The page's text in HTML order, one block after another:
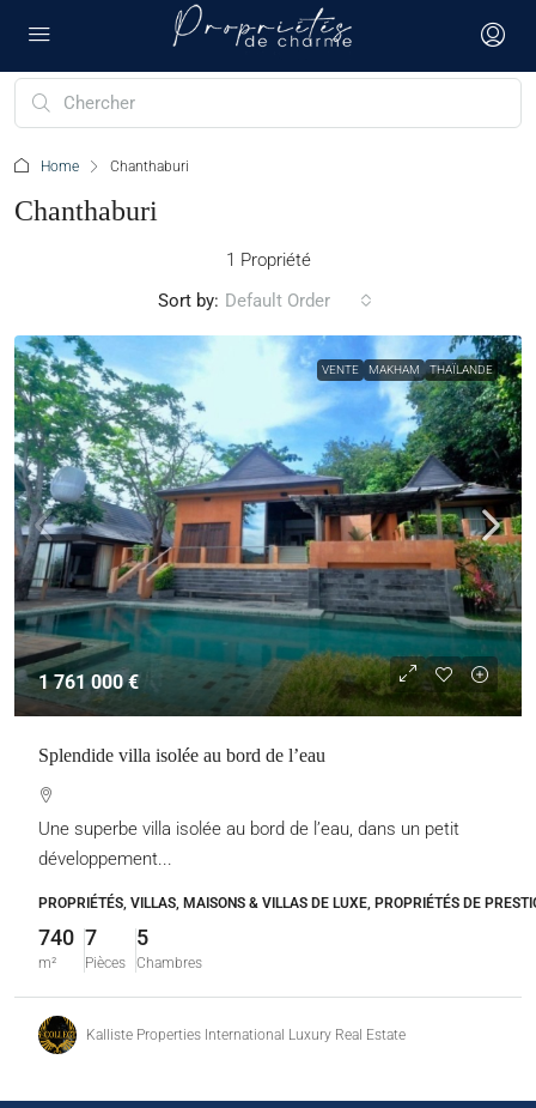
Home Chanthaburi
Chanthaburi
1 Propriété
Sort by: Default Order
VENTE MAKHAM THAÏLANDE
1 761 000 €
Splendide villa isolée au bord de l’eau
Une superbe villa isolée au bord de l’eau, dans un petit
développement...
PROPRIÉTÉS, VILLAS, MAISONS & VILLAS DE LUXE, PROPRIÉTÉS DE
740
m²
7
Pièces
5
Chambres
Kalliste Properties International Luxury Real Estate